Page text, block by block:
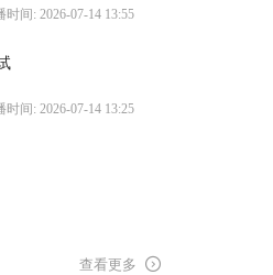
时间: 2026-07-14 13:55
时间: 2026-07-14 13:25
查看更多